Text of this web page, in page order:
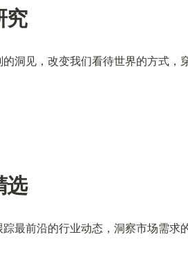
究
洞见，改变我们看待世界的方式
选
最前沿的行业动态，洞察市场需求